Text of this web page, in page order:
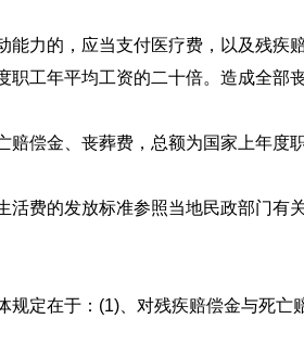
的，应当支付医疗费，以及残疾
工年平均工资的二十倍。造成全部
金、丧葬费，总额为国家上年度
的发放标准参照当地民政部门有
在于：(1)、对残疾赔偿金与死亡